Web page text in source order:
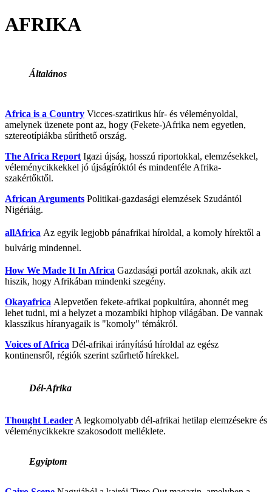
AFRIKA
Általános
Africa is a Country Vicces-szatirikus hír- és véleményoldal,
amelynek üzenete pont az, hogy (Fekete-)Afrika nem egyetlen,
sztereotípiákba sűríthető ország.
The Africa Report Igazi újság, hosszú riportokkal, elemzésekkel,
véleménycikkekkel jó újságíróktól és mindenféle Afrika-
szakértőktől.
African Arguments Politikai-gazdasági elemzések Szudántól
Nigériáig.
allAfrica Az egyik legjobb pánafrikai híroldal, a komoly hírektől a
bulvárig mindennel.
How We Made It In Africa Gazdasági portál azoknak, akik azt
hiszik, hogy Afrikában mindenki szegény.
Okayafrica Alepvetően fekete-afrikai popkultúra, ahonnét meg
lehet tudni, mi a helyzet a mozambiki hiphop világában. De vannak
klasszikus híranyagaik is "komoly" témákról.
Voices of Africa Dél-afrikai irányítású híroldal az egész
kontinensről, régiók szerint szűrhető hírekkel.
Dél-Afrika
Thought Leader A legkomolyabb dél-afrikai hetilap elemzésekre és
véleménycikkekre szakosodott melléklete.
Egyiptom